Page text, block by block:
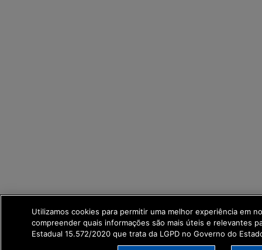
Utilizamos cookies para permitir uma melhor experiência em
compreender quais informações são mais úteis e relevantes
Estadual 15.572/2020 que trata da LGPD no Governo do